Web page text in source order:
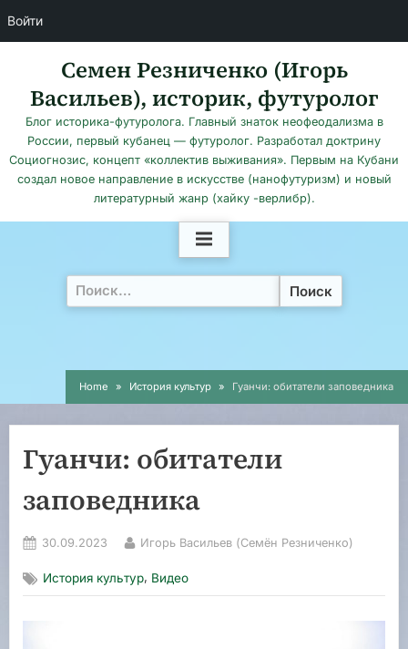
Войти
content
Семен Резниченко (Игорь
Васильев), историк, футуролог
Блог историка-футуролога. Главный знаток неофеодализма в
России, первый кубанец — футуролог. Разработал доктрину
Социогнозис, концепт «коллектив выживания». Первым на Кубани
создал новое направление в искусстве (нанофутуризм) и новый
литературный жанр (хайку -верлибр).
Найти:
Home История культур Гуанчи: обитатели заповедника
Гуанчи: обитатели
заповедника
Posted
30.09.2023 By
Игорь Васильев (Семён Резниченко)
История культур, Видео